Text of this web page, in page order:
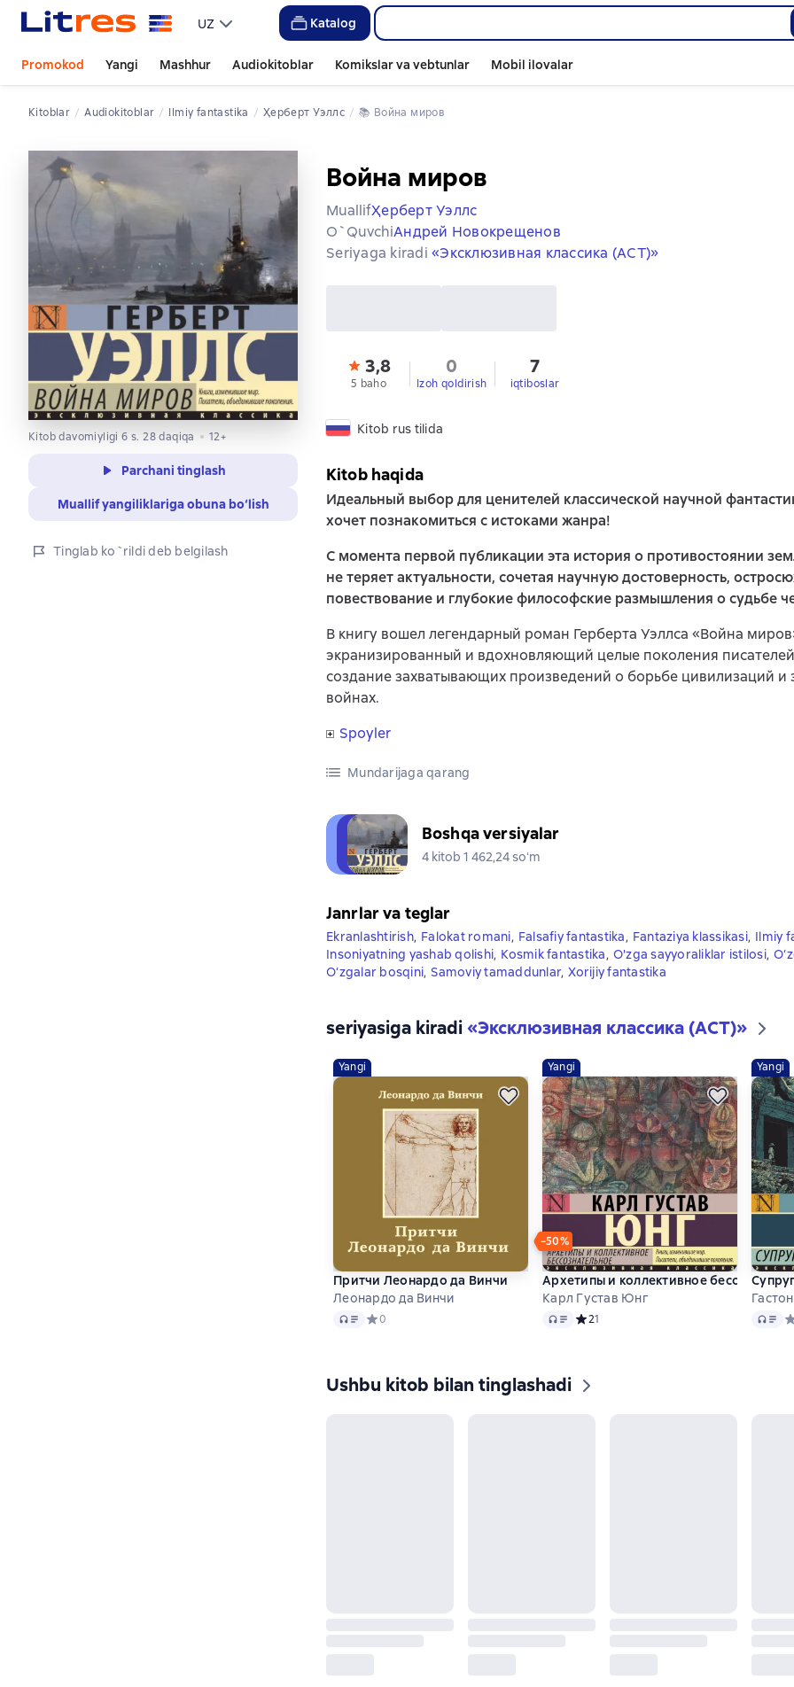
UZ Katalog
Promokod Yangi Mashhur Audiokitoblar Komikslar va vebtunlar Mobil ilovalar
Kitoblar Audiokitoblar ilmiy fantastika Ҳерберт Уэллс 📚 Война миров
Kitob davomiyligi 6 s. 28 daqiqa 12+
Parchani tinglash
Muallif yangiliklariga obuna bo‘lish
Tinglab ko`rildi deb belgilash
Война миров
MuallifҲерберт Уэллс
O`quvchiАндрей Новокрещенов
Seriyaga kiradi «Эксклюзивная классика (АСТ)»
3,8
5 baho
0
Izoh qoldirish
7
iqtiboslar
Kitob rus tilida
Kitob haqida
Идеальный выбор для ценителей классической научной
хочет познакомиться с истоками жанра!
С момента первой публикации эта история о противостоянии
не теряет актуальности, сочетая научную достоверность,
повествование и глубокие философские размышления о судьбе
В книгу вошел легендарный роман Герберта Уэллса «Война
экранизированный и вдохновляющий целые поколения
создание захватывающих произведений о борьбе цивилизаций и
войнах.
Spoyler
Mundarijaga qarang
Boshqa versiyalar
4 kitob 1 462,24 soʻm
Janrlar va teglar
Ekranlashtirish, Falokat romani, Falsafiy fantastika, Fantaziya klassikasi, Ilmiy
Insoniyatning yashab qolishi, Kosmik fantastika, O'zga sayyoraliklar istilosi,
O‘zgalar bosqini, Samoviy tamaddunlar, Xorijiy fantastika
seriyasiga kiradi«Эксклюзивная классика (АСТ)»
Yangi
Притчи Леонардо да Винчи
Леонардо да Винчи
Audio Средний рейтинг 0 на основе 0 оценок
0
Yangi
−50%
Архетипы и коллективное
Карл Густав Юнг
Audio Средний рейтинг 2 на основе 1 оценок
21
Yangi
Audio
Ushbu kitob bilan tinglashadi